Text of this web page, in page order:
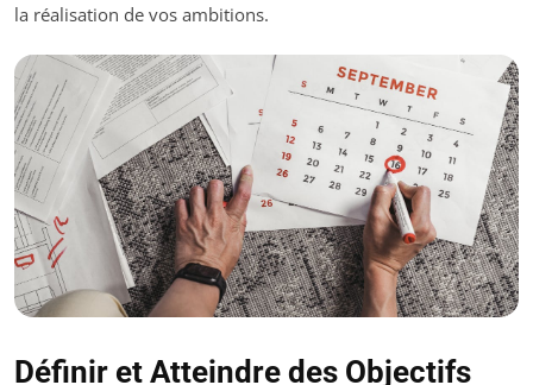
la réalisation de vos ambitions.
Définir et Atteindre des Objectifs